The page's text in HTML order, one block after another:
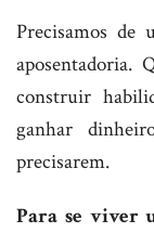
Precisamos de
aposentadoria.
construir
ganhar
precisarem.
Para se viver